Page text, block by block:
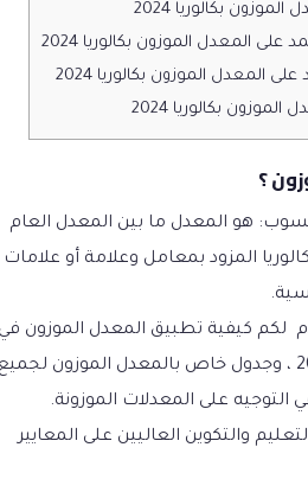
بكالوريا 2024
المعدل الموزون بكالوريا 2024
المعدل الموزون بكالوريا 2024
بكالوريا 2024
؟
هو المعدل ما بين المعدل العام
المزود بمعامل وعلامة أو علامات
لكم كيفية تطبيق المعدل الموزون
شهادة البكالوريا 2024 ، وجدول خاص بالمعدل الموزون
التوجيه على المعدلات الموزونة.
والتكوين العاليين على المعايير